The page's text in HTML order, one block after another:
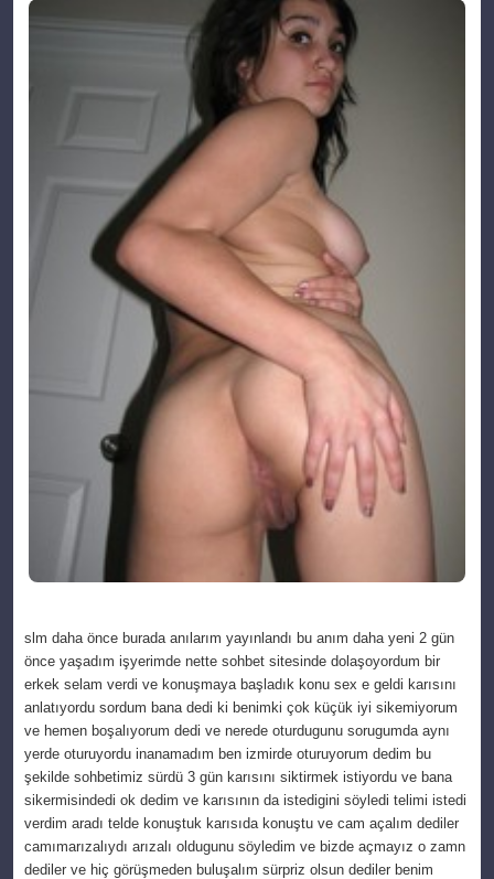
slm daha önce burada anılarım yayınlandı bu anım daha yeni 2 gün
önce yaşadım işyerimde nette sohbet sitesinde dolaşoyordum bir
erkek selam verdi ve konuşmaya başladık konu sex e geldi karısını
anlatıyordu sordum bana dedi ki benimki çok küçük iyi sikemiyorum
ve hemen boşalıyorum dedi ve nerede oturdugunu sorugumda aynı
yerde oturuyordu inanamadım ben izmirde oturuyorum dedim bu
şekilde sohbetimiz sürdü 3 gün karısını siktirmek istiyordu ve bana
sikermisindedi ok dedim ve karısının da istedigini söyledi telimi istedi
verdim aradı telde konuştuk karısıda konuştu ve cam açalım dediler
camımarızalıydı arızalı oldugunu söyledim ve bizde açmayız o zamn
dediler ve hiç görüşmeden buluşalım sürpriz olsun dediler benim